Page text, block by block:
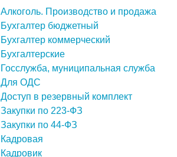
Алкоголь. Производство и продажа
Бухгалтер бюджетный
Бухгалтер коммерческий
Бухгалтерские
Госслужба, муниципальная служба
Для ОДС
Доступ в резервный комплект
Закупки по 223-ФЗ
Закупки по 44-ФЗ
Кадровая
Кадровик